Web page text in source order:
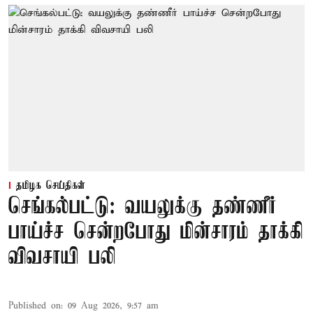
தமிழக செய்திகள்
செங்கல்பட்டு: வயலுக்கு தண்ணீர்
பாய்ச்ச சென்றபோது மின்சாரம் தாக்கி
விவசாயி பலி
Published on: 09 Aug 2026, 9:57 am